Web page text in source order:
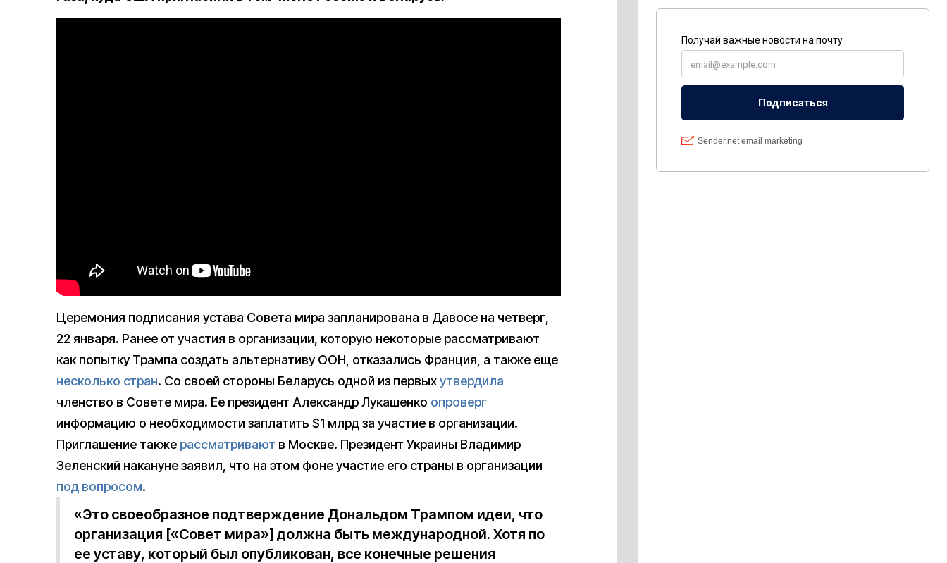
Церемония подписания устава Совета мира запланирована в Давосе на четверг,
22 января. Ранее от участия в организации, которую некоторые рассматривают
как попытку Трампа создать альтернативу ООН, отказались Франция, а также еще
несколько стран. Со своей стороны Беларусь одной из первыхутвердила
членство в Совете мира. Ее президент Александр Лукашенко опроверг
информацию о необходимости заплатить $1 млрд за участие в организации.
Приглашение также рассматривают в Москве. Президент Украины Владимир
Зеленский накануне заявил, что на этом фоне участие его страны в организации
под вопросом.
«Это своеобразное подтверждение Дональдом Трампом идеи, что
организация [«Совет мира»] должна быть международной. Хотя по
ее уставу, который был опубликован, все конечные решения